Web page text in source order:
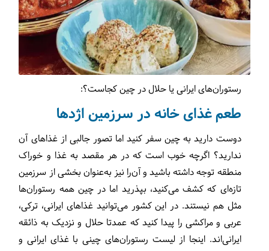
رستوران‌های ایرانی یا حلال در چین کجاست؟:
طعم غذای خانه در سرزمین اژدها
دوست دارید به چین سفر کنید اما تصور جالبی از غذاهای آن
ندارید؟ اگرچه خوب است که در هر مقصد به غذا و خوراک
منطقه توجه داشته باشید و آن‌را نیز به‌عنوان بخشی از سرزمین
تازه‌ای که کشف می‌کنید، بپذرید اما در چین همه رستوران‌ها
مثل هم نیستند. در این کشور می‌توانید غذاهای ایرانی،‌ ترکی،‌
عربی و مراکشی را پیدا کنید که عمدتا حلال و نزدیک به ذائقه
ایرانی‌اند. اینجا از لیست رستوران‌های چینی با غذای ایرانی و